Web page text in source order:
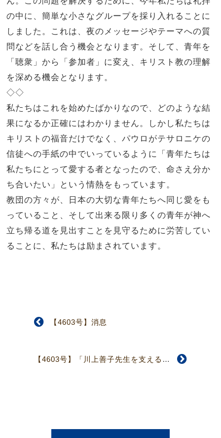
の中に、簡単な小さなグループを採り入れることに
しました。これは、夜のメッセージやテーマへの質
問などを話し合う機会となります。そして、青年を
「聴衆」から「参加者」に変え、キリスト教の理解
を深める機会となります。
◇◇
私たちはこれを始めたばかりなので、どのような結
果になるか正確にはわかりません。しかし私たちは
キリストの福音だけでなく、パウロがテサロニケの
信徒への手紙の中でいっているように「青年たちは
私たちにとって愛する者となったので、命さえ分か
ち合いたい」という情熱をもっています。
教団の方々が、日本の大切な青年たちへ同じ愛をも
っていること、そして出来る限り多くの青年が神へ
立ち帰る道を見出すことを見守るために労苦してい
ることに、私たちは励まされています。
【4603号】消息
【4603号】「川上善子先生を支える会」からのお願い